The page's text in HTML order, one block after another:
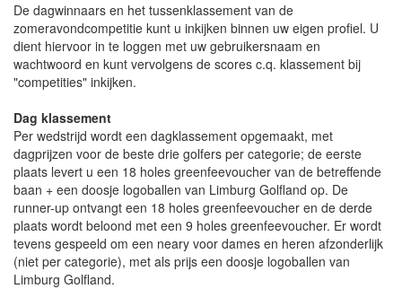
De dagwinnaars en het tussenklassement van de
zomeravondcompetitie kunt u inkijken binnen uw eigen profiel. U
dient hiervoor in te loggen met uw gebruikersnaam en
wachtwoord en kunt vervolgens de scores c.q. klassement bij
"competities" inkijken.
Dag klassement
Per wedstrijd wordt een dagklassement opgemaakt, met
dagprijzen voor de beste drie golfers per categorie; de eerste
plaats levert u een 18 holes greenfeevoucher van de betreffende
baan + een doosje logoballen van Limburg Golfland op. De
runner-up ontvangt een 18 holes greenfeevoucher en de derde
plaats wordt beloond met een 9 holes greenfeevoucher. Er wordt
tevens gespeeld om een neary voor dames en heren afzonderlijk
(niet per categorie), met als prijs een doosje logoballen van
Limburg Golfland.